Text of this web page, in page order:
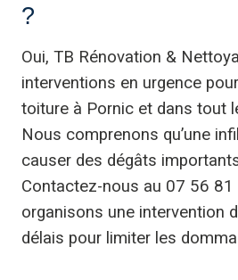
?
Oui, TB Rénovation &
interventions en urgence
toiture à Pornic et dans tout
Nous comprenons qu’une
causer des dégâts
Contactez-nous au 07 56
organisons une intervention
délais pour limiter les